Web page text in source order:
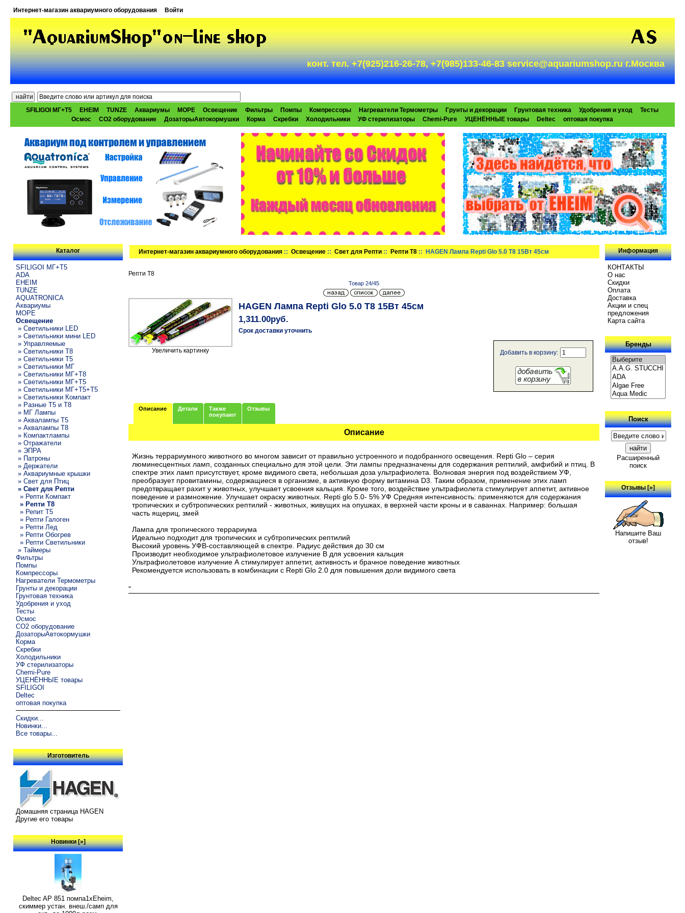
Интернет-магазин аквариумного оборудования Войти
конт. тел. +7(925)216-26-78, +7(985)133-46-83 service@aquariumshop.ru г.Москва
SFILIGOI МГ+Т5 EHEIM TUNZE Аквариумы МОРЕ Освещение Фильтры Помпы Компрессоры Нагреватели Термометры Грунты и декорации Грунтовая техника Удобрения и уход
Тесты
Осмос
CO2 оборудование ДозаторыАвтокормушки Корма Скребки Холодильники УФ стерилизаторы Chemi-Pure УЦЕНЁННЫЕ товары Deltec оптовая покупка
Каталог
SFILIGOI МГ+Т5
ADA
EHEIM
TUNZE
AQUATRONICA
Аквариумы
МОРЕ
Освещение
» Светильники LED
» Светильники мини LED
» Управляемые
» Светильники T8
» Светильники T5
» Светильники МГ
» Светильники МГ+T8
» Светильники МГ+T5
» Светильники МГ+T5+T5
» Светильники Компакт
» Разные T5 и T8
» МГ Лампы
» Аквалампы T5
» Аквалампы T8
» Компактлампы
» Отражатели
» ЭПРА
» Патроны
» Держатели
» Аквариумные крышки
» Свет для Птиц
» Свет для Репти
» Репти Компакт
» Репти Т8
» Репит Т5
» Репти Галоген
» Репти Лед
» Репти Обогрев
» Репти Светильники
» Таймеры
Фильтры
Помпы
Компрессоры
Нагреватели Термометры
Грунты и декорации
Грунтовая техника
Удобрения и уход
Тесты
Осмос
CO2 оборудование
ДозаторыАвтокормушки
Корма
Скребки
Холодильники
УФ стерилизаторы
Chemi-Pure
УЦЕНЁННЫЕ товары
SFILIGOI
Deltec
оптовая покупка
Скидки...
Новинки...
Все товары...
Изготовитель
Домашняя страница HAGEN
Другие его товары
Новинки [»]
Deltec AP 851 помпа1xEheim,
скиммер устан. внеш./самп для
Интернет-магазин аквариумного оборудования ::Освещение ::Свет для Репти :: Репти Т8 :: HAGEN Лампа Repti Glo 5.0 Т8 15Вт 45см
Репти Т8
Товар 24/45
Увеличить картинку
HAGEN Лампа Repti Glo 5.0 Т8 15Вт 45см
1,311.00руб.
Срок доставки уточнить
Добавить в корзину:
Описание Детали
Также
покупают
Отзывы
Описание
Жизнь террариумного животного во многом зависит от правильно устроенного и подобранного освещения. Repti Glo – серия
люминесцентных ламп, созданных специально для этой цели. Эти лампы предназначены для содержания рептилий, амфибий и птиц. В
спектре этих ламп присутствует, кроме видимого света, небольшая доза ультрафиолета. Волновая энергия под воздействием УФ,
преобразует провитамины, содержащиеся в организме, в активную форму витамина D3. Таким образом, применение этих ламп
предотвращает рахит у животных, улучшает усвоения кальция. Кроме того, воздействие ультрафиолета стимулирует аппетит, активное
поведение и размножение. Улучшает окраску животных. Repti glo 5.0- 5% УФ Средняя интенсивность: применяются для содержания
тропических и субтропических рептилий - животных, живущих на опушках, в верхней части кроны и в саваннах. Например: большая
часть ящериц, змей
Лампа для тропического террариума
Идеально подходит для тропических и субтропических рептилий
Высокий уровень УФВ-составляющей в спектре. Радиус действия до 30 см
Производит необходимое ультрафиолетовое излучение В для усвоения кальция
Ультрафиолетовое излучение А стимулирует аппетит, активность и брачное поведение животных
Рекомендуется использовать в комбинации с Repti Glo 2.0 для повышения доли видимого света
"
Информация
КОНТАКТЫ
О нас
Скидки
Oплатa
Доставка
Акции и спец
предложения
Карта сайта
Бренды
Поиск
Расширенный
поиск
Отзывы [»]
Напишите Ваш
отзыв!